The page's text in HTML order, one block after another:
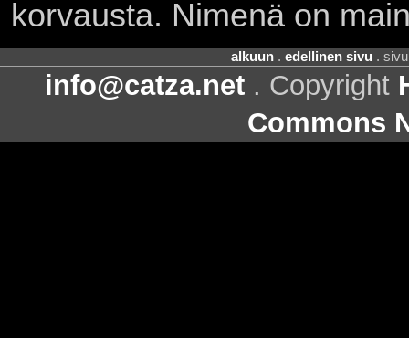
korvausta. Nimenä on
alkuun . edellinen sivu .
info@catza.net . Copyright
Commons